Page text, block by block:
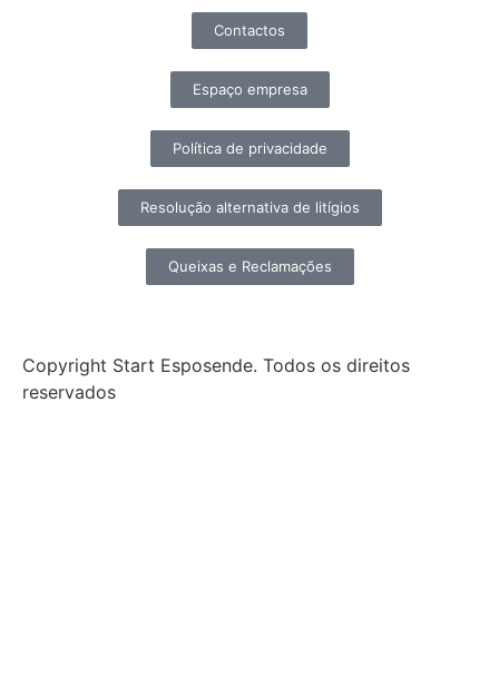
Contactos
Espaço empresa
Política de privacidade
Resolução alternativa de litígios
Queixas e Reclamações
Copyright Start Esposende. Todos os direitos
reservados